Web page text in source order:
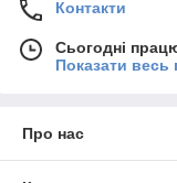
Контакти
Сьогодні
Показати весь
Про нас